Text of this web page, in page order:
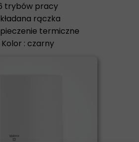
trybów pracy
rączka
termiczne
Kolor : czarny